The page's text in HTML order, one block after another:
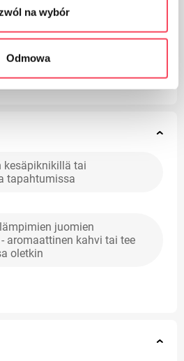
na wybór
Odmowa
heitä käytetty tuotepakkaus
kesäpiknikillä tai
tapahtumissa
juomien
aromaattinen kahvi tai tee
oletkin